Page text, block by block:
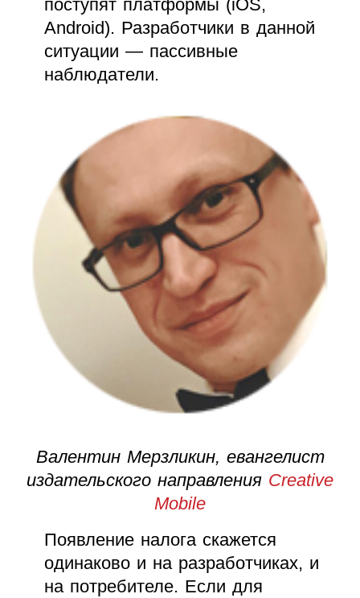
поступят платформы (iOS,
Android). Разработчики в данной
ситуации — пассивные
наблюдатели.
Валентин Мерзликин, евангелист
издательского направления Creative
Mobile
Появление налога скажется
одинаково и на разработчиках, и
на потребителе. Если для